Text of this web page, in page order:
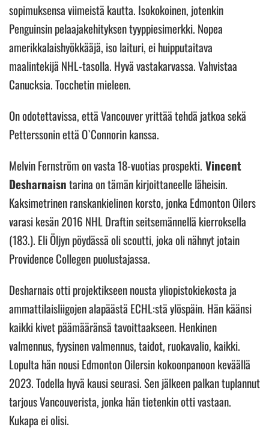
sopimuksensa viimeistä kautta. Isokokoinen, jotenkin
Penguinsin pelaajakehityksen tyyppiesimerkki. Nopea
amerikkalaishyökkääjä, iso laituri, ei huipputaitava
maalintekijä NHL-tasolla. Hyvä vastakarvassa. Vahvistaa
Canucksia. Tocchetin mieleen.
On odotettavissa, että Vancouver yrittää tehdä jatkoa sekä
Petterssonin että O`Connorin kanssa.
Melvin Fernström on vasta 18-vuotias prospekti. Vincent
Desharnaisntarina on tämän kirjoittaneelle läheisin.
Kaksimetrinen ranskankielinen korsto, jonka Edmonton Oilers
varasi kesän 2016 NHL Draftin seitsemännellä kierroksella
(183.). Eli Öljyn pöydässä oli scoutti, joka oli nähnyt jotain
Providence Collegen puolustajassa.
Desharnais otti projektikseen nousta yliopistokiekosta ja
ammattilaisliigojen alapäästä ECHL:stä ylöspäin. Hän käänsi
kaikki kivet päämääränsä tavoittaakseen. Henkinen
valmennus, fyysinen valmennus, taidot, ruokavalio, kaikki.
Lopulta hän nousi Edmonton Oilersin kokoonpanoon keväällä
2023. Todella hyvä kausi seurasi. Sen jälkeen palkan tuplannut
tarjous Vancouverista, jonka hän tietenkin otti vastaan.
Kukapa ei olisi.